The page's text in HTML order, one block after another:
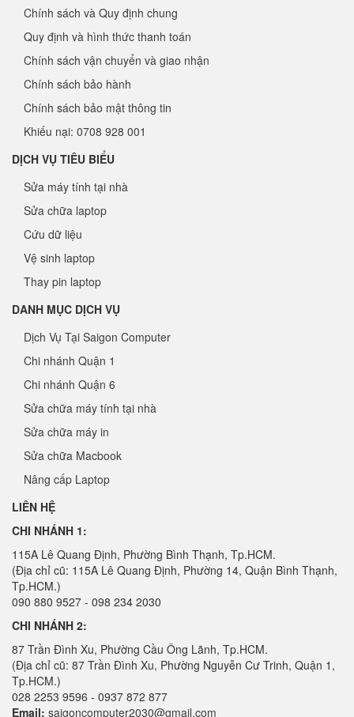
Chính sách và Quy định chung
Quy định và hình thức thanh toán
Chính sách vận chuyển và giao nhận
Chính sách bảo hành
Chính sách bảo mật thông tin
Khiếu nại: 0708 928 001
DỊCH VỤ TIÊU BIỂU
Sửa máy tính tại nhà
Sửa chữa laptop
Cứu dữ liệu
Vệ sinh laptop
Thay pin laptop
DANH MỤC DỊCH VỤ
Dịch Vụ Tại Saigon Computer
Chi nhánh Quận 1
Chi nhánh Quận 6
Sửa chữa máy tính tại nhà
Sửa chữa máy in
Sửa chữa Macbook
Nâng cấp Laptop
LIÊN HỆ
CHI NHÁNH 1:
115A Lê Quang Định, Phường Bình Thạnh, Tp.HCM.
(Địa chỉ cũ: 115A Lê Quang Định, Phường 14, Quận Bình Thạnh,
Tp.HCM.)
090 880 9527 - 098 234 2030
CHI NHÁNH 2:
87 Trần Đình Xu, Phường Cầu Ông Lãnh, Tp.HCM.
(Địa chỉ cũ: 87 Trần Đình Xu, Phường Nguyễn Cư Trinh, Quận 1,
Tp.HCM.)
028 2253 9596 - 0937 872 877
Email: saigoncomputer2030@gmail.com